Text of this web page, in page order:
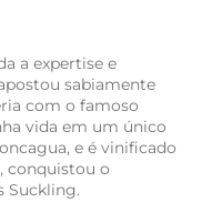
a expertise e
sabiamente
com o famoso
vida em um único
e é vinificado
conquistou o
Suckling.